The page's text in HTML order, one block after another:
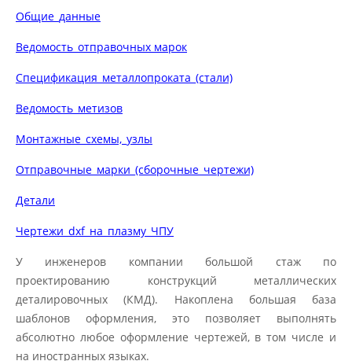
Общие_данные
Ведомость_отправочных марок
Спецификация_металлопроката_(стали)
Ведомость_метизов
Монтажные_схемы,_узлы
Отправочные_марки_(сборочные_чертежи)
Детали
Чертежи_dxf_на_плазму_ЧПУ
У инженеров компании большой стаж по
проектированию конструкций металлических
деталировочных (КМД). Накоплена большая база
шаблонов оформления, это позволяет выполнять
абсолютно любое оформление чертежей, в том числе и
на иностранных языках.